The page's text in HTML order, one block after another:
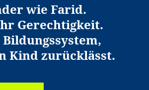
wie Farid.
Gerechtigkeit.
Kind zurücklässt.